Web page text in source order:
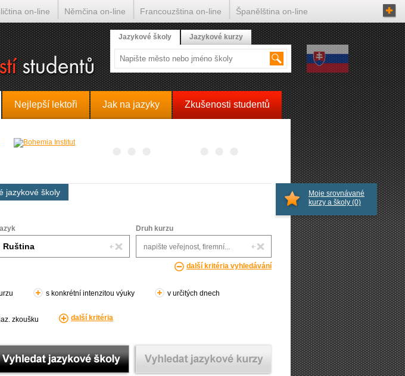
Nejlepší lektoři Jak na jazyky Zkušenosti studentů
jazykové školy
Druh kurzu
další kritéria vyhledávání
s konkrétní intenzitou výuky v určitých dnech
zkoušku další kritéria
Moje srovnávané
kurzy a školy (0)
Jazykové školy Jazykové kurzy
on-line Němčina on-line Francouzština on-line Španělština on-line